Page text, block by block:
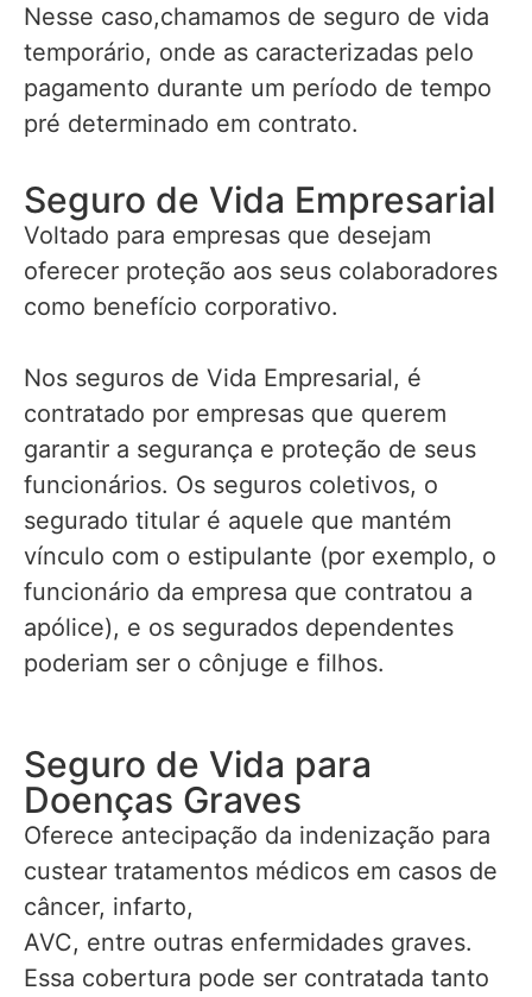
Nesse caso,chamamos de seguro de vida
temporário, onde as caracterizadas pelo
pagamento durante um período de tempo
pré determinado em contrato.
Seguro de Vida Empresarial
Voltado para empresas que desejam
oferecer proteção aos seus colaboradores
como benefício corporativo.
Nos seguros de Vida Empresarial, é
contratado por empresas que querem
garantir a segurança e proteção de seus
funcionários. Os seguros coletivos, o
segurado titular é aquele que mantém
vínculo com o estipulante (por exemplo, o
funcionário da empresa que contratou a
apólice), e os segurados dependentes
poderiam ser o cônjuge e filhos.
Seguro de Vida para
Doenças Graves
Oferece antecipação da indenização para
custear tratamentos médicos em casos de
câncer, infarto,
AVC, entre outras enfermidades graves.
Essa cobertura pode ser contratada tanto